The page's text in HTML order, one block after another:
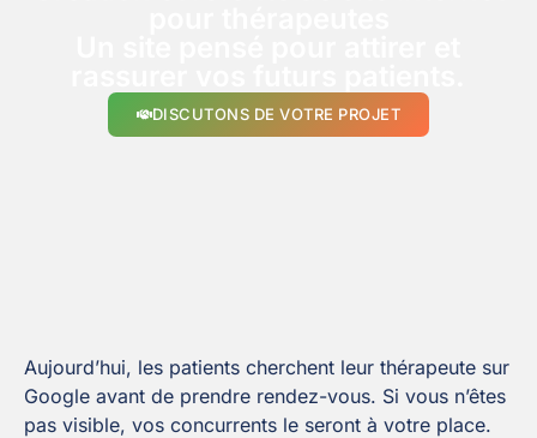
DISCUTONS DE VOTRE PROJET
Aujourd’hui, les patients cherchent leur thérapeute sur
Google avant de prendre rendez-vous. Si vous n’êtes
pas visible, vos concurrents le seront à votre place.